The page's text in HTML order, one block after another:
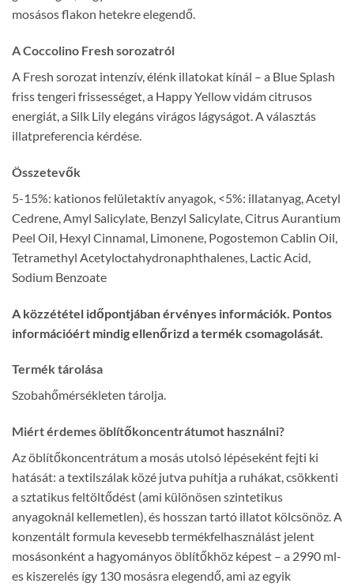
mosásos flakon hetekre elegendő.
A Coccolino Fresh sorozatról
A Fresh sorozat intenzív, élénk illatokat kínál – a Blue Splash
friss tengeri frissességet, a Happy Yellow vidám citrusos
energiát, a Silk Lily elegáns virágos lágyságot. A választás
illatpreferencia kérdése.
Összetevők
5-15%: kationos felületaktív anyagok, <5%: illatanyag, Acetyl
Cedrene, Amyl Salicylate, Benzyl Salicylate, Citrus Aurantium
Peel Oil, Hexyl Cinnamal, Limonene, Pogostemon Cablin Oil,
Tetramethyl Acetyloctahydronaphthalenes, Lactic Acid,
Sodium Benzoate
A közzététel időpontjában érvényes információk. Pontos
információért mindig ellenőrizd a termék csomagolását.
Termék tárolása
Szobahőmérsékleten tárolja.
Miért érdemes öblítőkoncentrátumot használni?
Az öblítőkoncentrátum a mosás utolsó lépéseként fejti ki
hatását: a textilszálak közé jutva puhítja a ruhákat, csökkenti
a sztatikus feltöltődést (ami különösen szintetikus
anyagoknál kellemetlen), és hosszan tartó illatot kölcsönöz. A
konzentált formula kevesebb termékfelhasználást jelent
mosásonként a hagyományos öblítőkhöz képest – a 2990 ml-
es kiszerelés így 130 mosásra elegendő, ami az egyik